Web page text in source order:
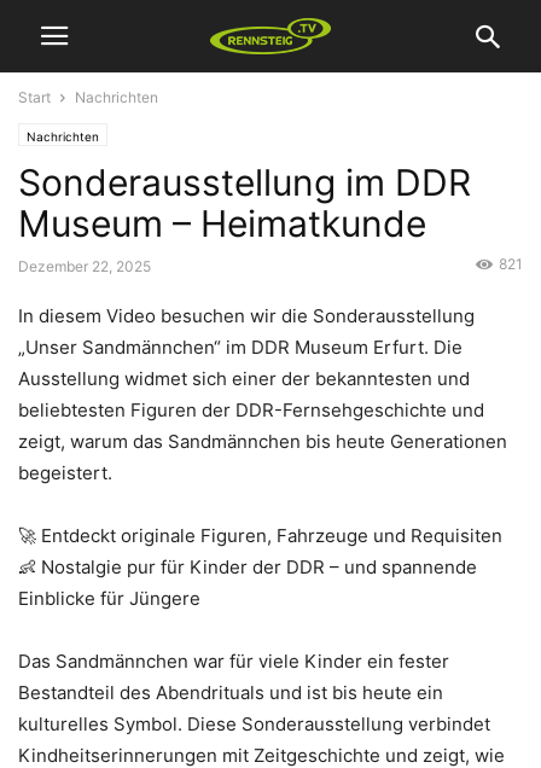
Start Nachrichten
Nachrichten
Sonderausstellung im DDR
Museum – Heimatkunde
Dezember 22, 2025 821
In diesem Video besuchen wir die Sonderausstellung
„Unser Sandmännchen“ im DDR Museum Erfurt. Die
Ausstellung widmet sich einer der bekanntesten und
beliebtesten Figuren der DDR-Fernsehgeschichte und
zeigt, warum das Sandmännchen bis heute Generationen
begeistert.
🚀 Entdeckt originale Figuren, Fahrzeuge und Requisiten
👶 Nostalgie pur für Kinder der DDR – und spannende
Einblicke für Jüngere
Das Sandmännchen war für viele Kinder ein fester
Bestandteil des Abendrituals und ist bis heute ein
kulturelles Symbol. Diese Sonderausstellung verbindet
Kindheitserinnerungen mit Zeitgeschichte und zeigt, wie